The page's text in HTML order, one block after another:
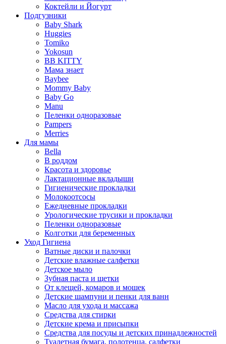
Коктейли и Йогурт
Подгузники
Baby Shark
Huggies
Tomiko
Yokosun
BB KITTY
Мама знает
Baybee
Mommy Baby
Baby Go
Manu
Пеленки одноразовые
Pampers
Merries
Для мамы
Bella
В роддом
Красота и здоровье
Лактационные вкладыши
Гигиенические прокладки
Молокоотсосы
Ежедневные прокладки
Урологические трусики и прокладки
Пеленки одноразовые
Колготки для беременных
Уход Гигиена
Ватные диски и палочки
Детские влажные салфетки
Детское мыло
Зубная паста и щетки
От клещей, комаров и мошек
Детские шампуни и пенки для ванн
Масло для ухода и массажа
Средства для стирки
Детские крема и присыпки
Средства для посуды и детских принадлежностей
Туалетная бумага, полотенца, салфетки